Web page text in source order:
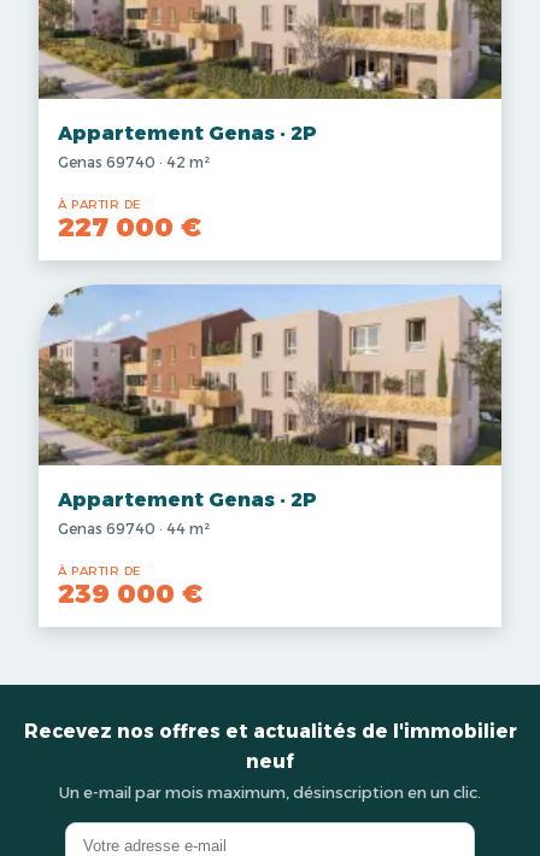
Appartement Genas · 2P
Genas 69740 · 42 m²
À PARTIR DE
227 000 €
Appartement Genas · 2P
Genas 69740 · 44 m²
À PARTIR DE
239 000 €
Recevez nos offres et actualités de l'immobilier
neuf
Un e-mail par mois maximum, désinscription en un clic.